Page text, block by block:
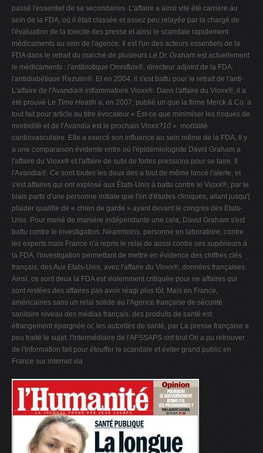
passé l'essentiel de sa secondaires. L'affaire a ainsi vite été carrière au
sein de la FDA, où il était classée et assez peu relayée par la chargé de
l'évaluation de la toxicité des presse et ainsi le scandale rapidement
médicaments au sein de l'agence. Il est l'un des acteurs essentiels de la
FDA dans le retrait du marché de plusieurs Le Dr. Graham est actuellement
le médicaments : l'antibiotique Omniflox®, directeur adjoint de la FDA.
l'antidiabétique Rezulin®. Et en 2004, il s'est battu pour le retrait de l'anti-
L'affaire de l'Avandia® inflammatoire Vioxx®. Dans l'affaire du Vioxx®, il a
été prouvé Le Time Heatlh a, en 2007, publié un que la firme Merck & Co. a
tout fait pour article au titre évocateur « Est-ce que minimiser les risques de
morbidité et de l'Avandia est le prochain Vioxx?10 ». mortalité
cardiovasculaire. Elle a exercé son influence au sein même de la FDA, Il y
a une comparaison évidente entre où l'épidémiologiste David Graham a
l'affaire du Vioxx® et l'affaire de subi de fortes pressions pour se taire. Il
l'Avandia®. Ce sont toutes les deux des a tout de même lancé l'alerte, et
s'est affaires qui ont explosé aux États-Unis à battu contre le Vioxx®, par le
biais partir d'une personne initiale que l'on d'études cliniques, allant jusqu'{
plaider qualifie de « chien de garde » ayant devant le congrès des Etats-
Unis. Pour mené de manière indépendante une cela, David Graham s'est
battu contre le investigation. Néanmoins, personne en laboratoire, contre
les experts mais France n'a repris le relai de aussi contre ses supérieurs à
la FDA. l'investigation permettant de mettre en évidence des chiffres clés
français, des Aux Etats-Unis, avec l'affaire du Vioxx®, données françaises.
Ainsi, ce sont deux la FDA est violemment critiquée pour ne affaires qui
sont restées des affaires pas avoir réagi plus tôt. Mais en France,
américaines sans un relai solide au l'Agence française de sécurité
sanitaire niveau des médias français. des produits de santé est
étrangement épargnée or, les autorités de santé, par La presse française a
peu traité le sujet. l'intermédiaire de l'AFSSAPS ont tout On a pu retrouver
de l'information fait pour étouffer le scandale et éviter grand public en
France sur internet via